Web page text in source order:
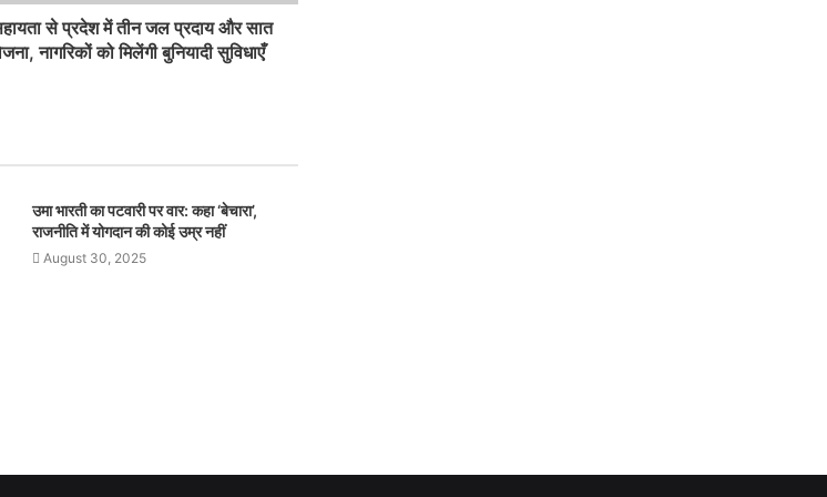
से प्रदेश में तीन जल प्रदाय और सात
नागरिकों को मिलेंगी बुनियादी सुविधाएँ
उमा भारती का पटवारी पर वार: कहा ‘बेचारा’,
राजनीति में योगदान की कोई उम्र नहीं
August 30, 2025